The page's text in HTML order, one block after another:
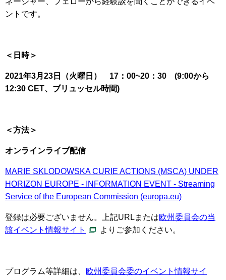
ントです。
＜日時＞
2021年3月23日（火曜日） 17：00~20：30 (9:00から
12:30 CET、ブリュッセル時間)
＜方法＞
オンラインライブ配信
MARIE SKLODOWSKA CURIE ACTIONS (MSCA) UNDER
HORIZON EUROPE - INFORMATION EVENT - Streaming
Service of the European Commission (europa.eu)
登録は必要ございません。上記URLまたは欧州委員会の当
該イベント情報サイト
よりご参加ください。
プログラム等詳細は、 欧州委員会委のイベント情報サイ